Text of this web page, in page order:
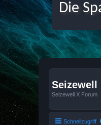
Die
Seizewell
Seizewell X Forum
Schnellzugriff